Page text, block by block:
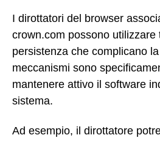
I dirottatori del browser
crown.com possono utilizzare
persistenza che complicano
meccanismi sono
mantenere attivo il software
sistema.
Ad esempio, il dirottatore